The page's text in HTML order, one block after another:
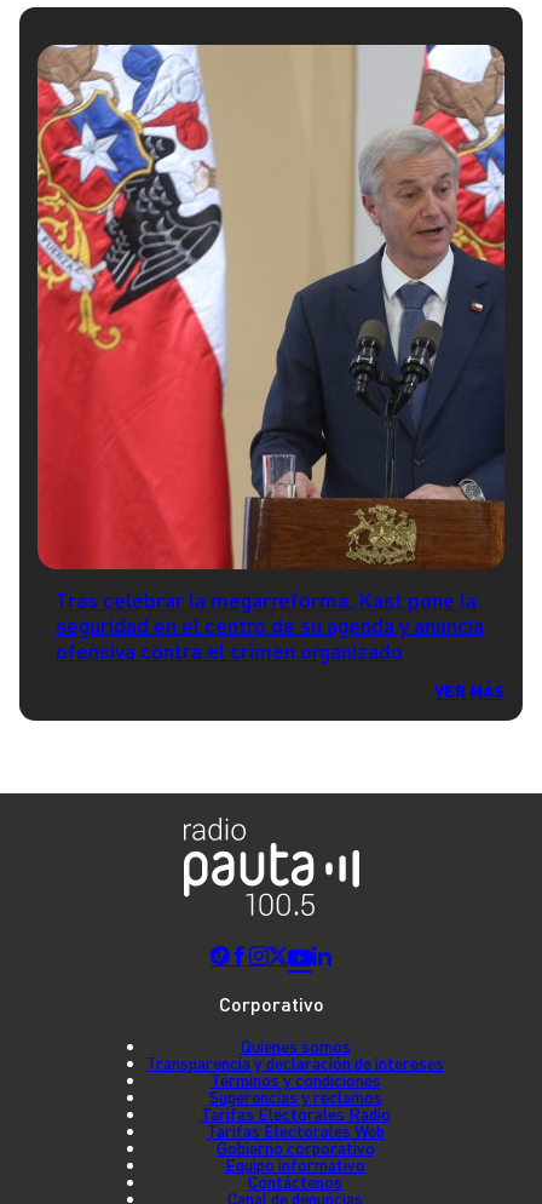
Tras celebrar la megarreforma, Kast pone la
seguridad en el centro de su agenda y anuncia
ofensiva contra el crimen organizado
VER MÁS
Corporativo
Quienes somos
Transparencia y declaración de intereses
Términos y condiciones
Sugerencias y reclamos
Tarifas Electorales Radio
Tarifas Electorales Web
Gobierno corporativo
Equipo informativo
Contáctenos
Canal de denuncias